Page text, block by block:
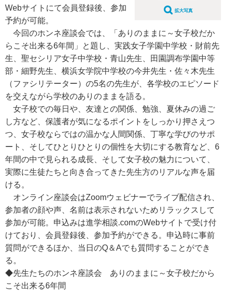
拡大写真
Webサイトにて会員登録後、参加
予約が可能。
今回のホンネ座談会では、「ありのままに～女子校だか
らこそ出来る6年間」と題し、実践女子学園中学校・財前先
生、聖セシリア女子中学校・青山先生、田園調布学園中等
部・細野先生、横浜女学院中学校の今井先生・佐々木先生
（ファシリテーター）の5名の先生が、各学校のエピソード
を交えながら学校のありのままを語る。
女子校での毎日や、友達との関係、勉強、夏休みの過ご
し方など、保護者が気になるポイントをしっかり押さえつ
つ、女子校ならではの温かな人間関係、丁寧な学びのサポ
ート、そしてひとりひとりの個性を大切にする教育など、6
年間の中で見られる成長、そして女子校の魅力について、
実際に生徒たちと向き合ってきた先生方のリアルな声を届
ける。
オンライン座談会はZoomウェビナーでライブ配信され、
参加者の顔や声、名前は表示されないためリラックスして
参加が可能。申込みは進学相談.comのWebサイトで受け付
けており、会員登録後、参加予約ができる。申込時に事前
質問ができるほか、当日のQ＆Aでも質問することができ
る。
◆先生たちのホンネ座談会 ありのままに～女子校だから
こそ出来る6年間